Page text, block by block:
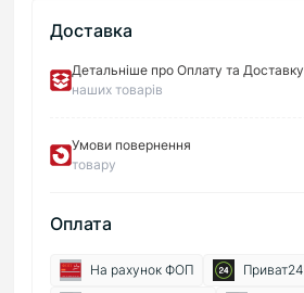
Доставка
Детальніше про Оплату та Доставку
наших товарів
Умови повернення
товару
Оплата
На рахунок ФОП Приват24